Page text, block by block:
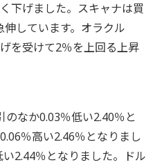
下げました。スキャナは買
しています。オラクル
を受けて2％を上回る上昇
なか0.03％低い2.40％と
％高い2.46％となりまし
2.44％となりました。ドル